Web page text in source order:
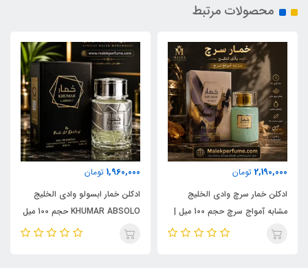
محصولات مرتبط
2,190,000 تومان
ادکلن خمار سرچ وادی الخلیج
مشابه آمواج سرچ حجم 100 میل |
KHUMAR Search Eau de
1,960,000 تومان
ادکلن خمار ابسولو وادی الخلیج
KHUMAR ABSOLO حجم 100 میل
| مشابه اورجینال ایو سن لورن مای